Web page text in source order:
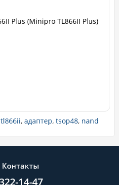
Plus (Minipro TL866II Plus)
tl866ii, адаптер, tsop48, nand
14-47